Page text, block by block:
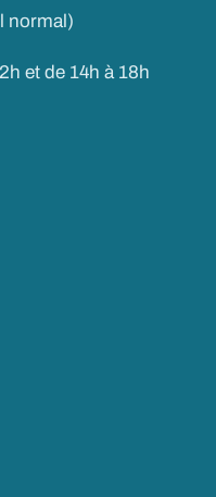
normal)
et de 14h à 18h